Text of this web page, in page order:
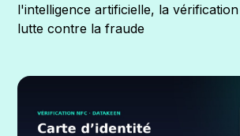
l'intelligence artificielle, la
lutte contre la fraude